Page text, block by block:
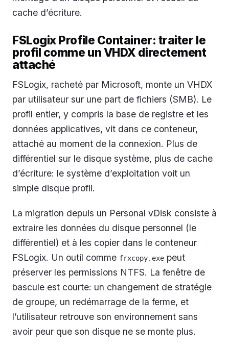
cache d’écriture.
FSLogix Profile Container: traiter le
profil comme un VHDX directement
attaché
FSLogix, racheté par Microsoft, monte un VHDX
par utilisateur sur une part de fichiers (SMB). Le
profil entier, y compris la base de registre et les
données applicatives, vit dans ce conteneur,
attaché au moment de la connexion. Plus de
différentiel sur le disque système, plus de cache
d’écriture: le système d’exploitation voit un
simple disque profil.
La migration depuis un Personal vDisk consiste à
extraire les données du disque personnel (le
différentiel) et à les copier dans le conteneur
FSLogix. Un outil comme frxcopy.exe peut
préserver les permissions NTFS. La fenêtre de
bascule est courte: un changement de stratégie
de groupe, un redémarrage de la ferme, et
l’utilisateur retrouve son environnement sans
avoir peur que son disque ne se monte plus.